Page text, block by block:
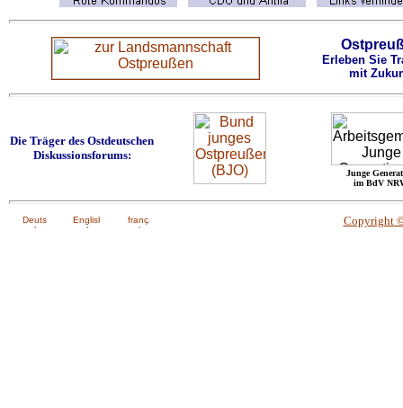
Erleben Sie
mit
Die Träger des Ostdeutschen
Diskussionsforums:
Junge
im BdV
Copyright